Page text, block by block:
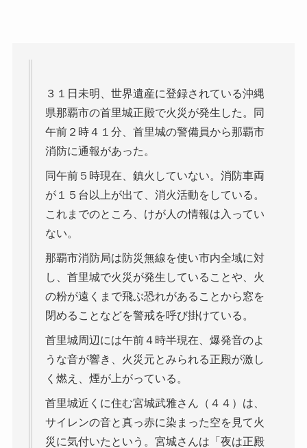
３１日未明、世界遺産に登録されている沖縄
県那覇市の首里城正殿で火災が発生した。同
午前２時４１分、首里城の警備員から那覇市
消防に通報があった。
同午前５時現在、鎮火していない。消防車両
が１５台以上が出て、消火活動をしている。
これまでのところ、けが人の情報は入ってい
ない。
那覇市消防局は防災無線を使い市内全域に対
し、首里城で火災が発生していることや、火
の粉が遠くまで飛ぶ恐れがあることから窓を
閉めることなどを警戒を呼び掛けている。
首里城周辺には午前４時半現在、爆発音のよ
うな音が響き、火災元とみられる正殿が激し
く燃え、煙が上がっている。
首里城近くに住む宮城武雅さん（４４）は、
サイレンの音と真っ赤に染まった空を見て火
災に気付いたという。宮城さんは「夜は正殿